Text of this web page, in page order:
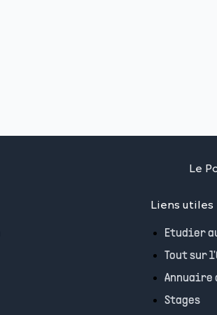
Le
Liens utiles
Etudier
Tout sur
Annuaire
Stages